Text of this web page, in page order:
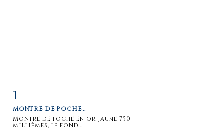
1
MONTRE DE POCHE...
Montre de poche en or jaune 750
millièmes, le fond...